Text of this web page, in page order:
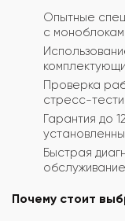
Опытные
с
Проверка
стресс-
Гарантия до
Быстрая
Почему стоит